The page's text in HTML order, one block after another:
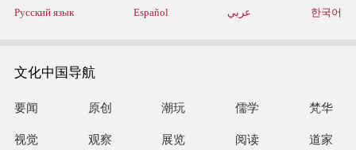
Русский язык Español عربي 한국어
文化中国导航
要闻 原创 潮玩 儒学 梵华
视觉 观察 展览 阅读 道家